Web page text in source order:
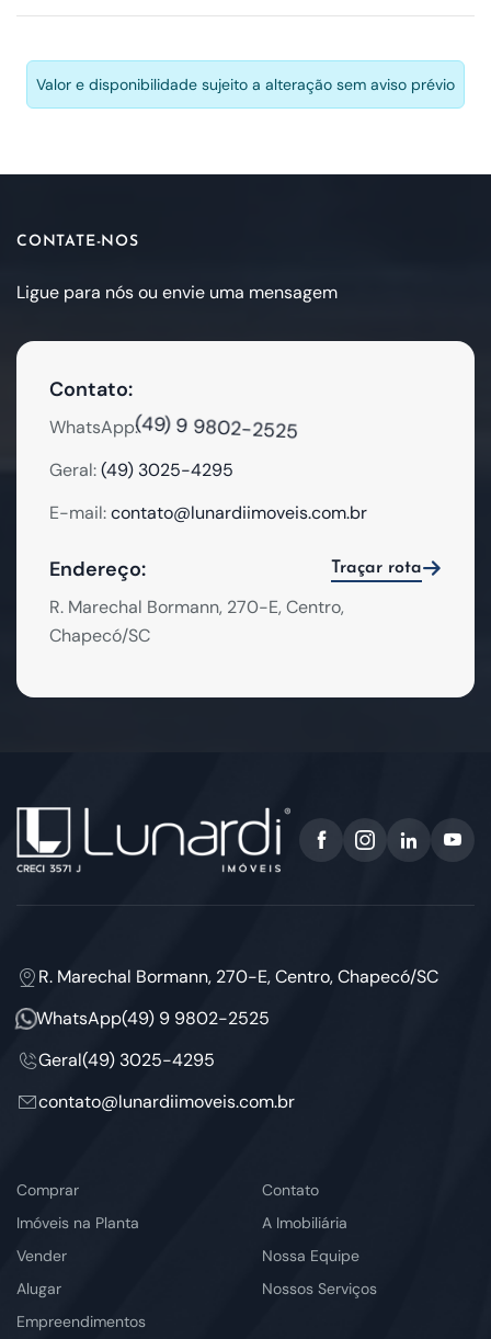
Valor e disponibilidade sujeito a alteração sem aviso prévio
CONTATE-NOS
Ligue para nós ou envie uma mensagem
Contato:
WhatsApp:(49) 9 9802-2525
Geral:(49) 3025-4295
E-mail:contato@lunardiimoveis.com.br
Endereço: Traçar rota
R. Marechal Bormann, 270-E, Centro,
Chapecó/SC
R. Marechal Bormann, 270-E, Centro, Chapecó/SC
WhatsApp(49) 9 9802-2525
Geral(49) 3025-4295
contato@lunardiimoveis.com.br
Comprar
Imóveis na Planta
Vender
Alugar
Empreendimentos
Contato
A Imobiliária
Nossa Equipe
Nossos Serviços